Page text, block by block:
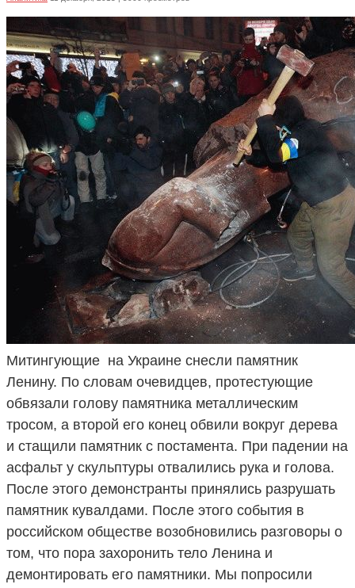
Митингующие на Украине снесли памятник
Ленину. По словам очевидцев, протестующие
обвязали голову памятника металлическим
тросом, а второй его конец обвили вокруг дерева
и стащили памятник с постамента. При падении на
асфальт у скульптуры отвалились рука и голова.
После этого демонстранты принялись разрушать
памятник кувалдами. После этого события в
российском обществе возобновились разговоры о
том, что пора захоронить тело Ленина и
демонтировать его памятники. Мы попросили